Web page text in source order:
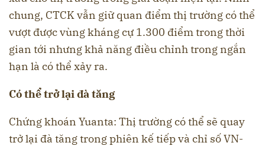
chung, CTCK vẫn giữ quan điểm thị trường có thể
vượt được vùng kháng cự 1.300 điểm trong thời
gian tới nhưng khả năng điều chỉnh trong ngắn
hạn là có thể xảy ra.
Có thể trở lại đà tăng
Chứng khoán Yuanta: Thị trường có thể sẽ quay
trở lại đà tăng trong phiên kế tiếp và chỉ số VN-